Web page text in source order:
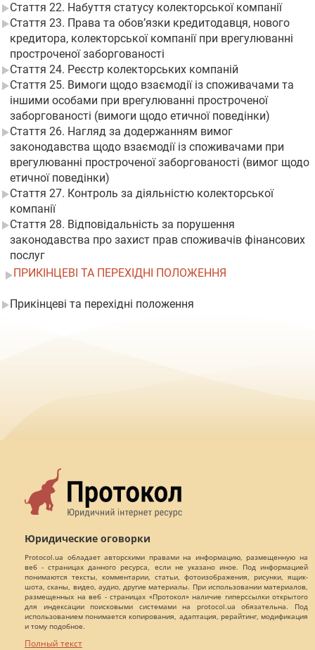
Стаття 22. Набуття статусу колекторської компанії
Стаття 23. Права та обов’язки кредитодавця, нового
кредитора, колекторської компанії при врегулюванні
простроченої заборгованості
Стаття 24. Реєстр колекторських компаній
Стаття 25. Вимоги щодо взаємодії із споживачами та
іншими особами при врегулюванні простроченої
заборгованості (вимоги щодо етичної поведінки)
Стаття 26. Нагляд за додержанням вимог
законодавства щодо взаємодії із споживачами при
врегулюванні простроченої заборгованості (вимог щодо
етичної поведінки)
Стаття 27. Контроль за діяльністю колекторської
компанії
Стаття 28. Відповідальність за порушення
законодавства про захист прав споживачів фінансових
послуг
ПРИКІНЦЕВІ ТА ПЕРЕХІДНІ ПОЛОЖЕННЯ
Прикінцеві та перехідні положення
Юридические оговорки
Protocol.ua обладает авторскими правами на информацию, размещенную на
веб - страницах данного ресурса, если не указано иное. Под информацией
понимаются тексты, комментарии, статьи, фотоизображения, рисунки, ящик-
шота, сканы, видео, аудио, другие материалы. При использовании материалов,
размещенных на веб - страницах «Протокол» наличие гиперссылки открытого
для индексации поисковыми системами на protocol.ua обязательна. Под
использованием понимается копирования, адаптация, рерайтинг, модификация
и тому подобное.
Полный текст